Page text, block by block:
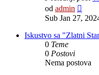
od admin
Sub Jan 27,
Iskustvo sa "Zlatni
0 Teme
0 Postovi
Nema postova